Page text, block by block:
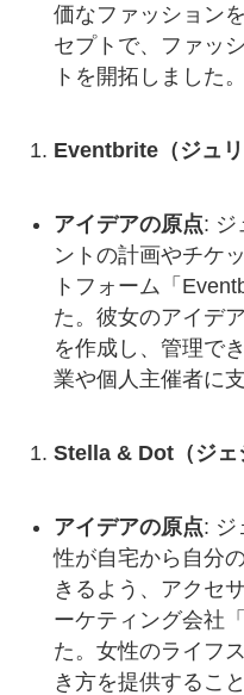
価なファッション
セプトで、ファッ
トを開拓しました。
Eventbrite（ジュリ
アイデアの原点: ジ
ントの計画やチケ
トフォーム「
た。彼女のアイデ
を作成し、管理で
業や個人主催者に
Stella & Dot（ジェ
アイデアの原点: ジ
性が自宅から自分
きるよう、アクセ
ーケティング会社
た。女性のライフ
き方を提供するこ